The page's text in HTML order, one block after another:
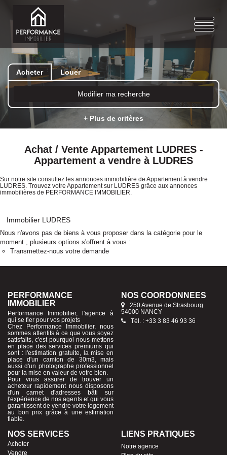
Acheter Louer
Modifier ma recherche
+ Plus de critères
Achat / Vente Appartement LUDRES -
Appartement a vendre à LUDRES
Sur notre site consultez les annonces immobilière de Appartement à vendre
LUDRES. Trouvez votre Appartement sur LUDRES grâce aux annonces
immobilières de PERFORMANCE IMMOBILIER.
Immobilier LUDRES
Nous n'avons pas de biens à vous proposer dans la catégorie pour le
moment , plusieurs options s'offrent à vous :
Transmettez-nous votre demande
PERFORMANCE
IMMOBILIER
Performance Immobilier, l'agence à
qui se fier pour vos projets
Chez Performance Immobilier, nous
sommes attentifs à ce que vous soyez
satisfaits, c'est pourquoi nous mettons
en place des services premiums qui
sont : l'estimation gratuite, la mise en
place d'un camion de 30m3, mais
aussi d'un photographe professionnel
pour la mise en valeur de votre bien.
Pour vous assurer de trouver un
acheteur rapidement nous disposons
d'un carnet d'adresses bâti sur
l'expérience de nos agents et qui vous
garantissent de vendre votre logement
au bon prix grâce à une estimation
fiable.
NOS COORDONNÉES
250 Avenue de Strasbourg
54000 NANCY
Tél. : +33 3 83 46 93 36
NOS SERVICES
Acheter
Vendre
LIENS PRATIQUES
Notre agence